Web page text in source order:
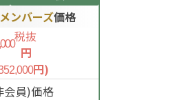
ンバーズ価格
税抜
円
円)
会員)価格